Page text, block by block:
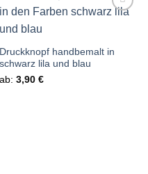
Druckknopf handbemalt in
schwarz lila und blau
ab: 3,90 €